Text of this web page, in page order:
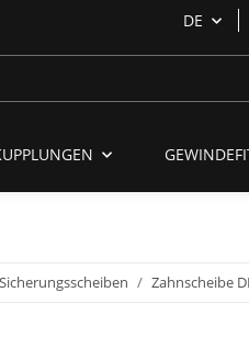
DE
Sicherungsscheiben Zahnscheibe